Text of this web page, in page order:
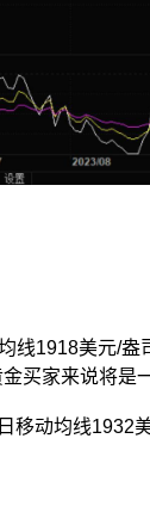
线1918美元/盎
买家来说将是
动均线1932